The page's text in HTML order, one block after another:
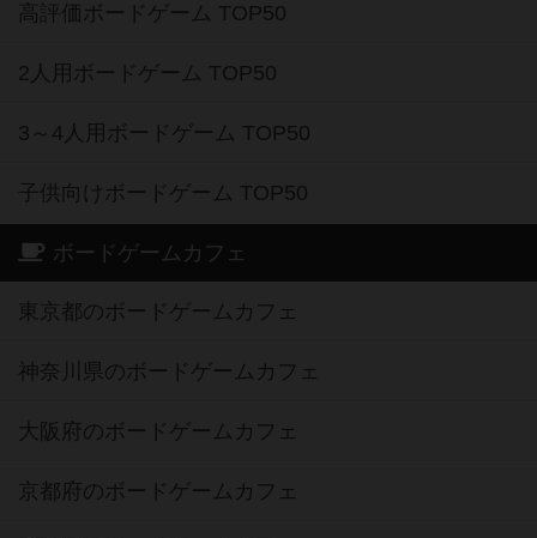
高評価ボードゲーム TOP50
2人用ボードゲーム TOP50
3～4人用ボードゲーム TOP50
子供向けボードゲーム TOP50
ボードゲームカフェ
東京都のボードゲームカフェ
神奈川県のボードゲームカフェ
大阪府のボードゲームカフェ
京都府のボードゲームカフェ